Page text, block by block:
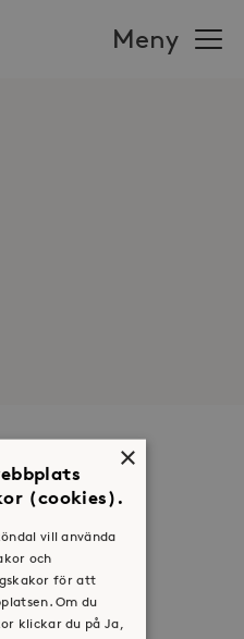
Meny
×
(cookies).
vill använda
och
för att
Om du
klickar du på Ja,